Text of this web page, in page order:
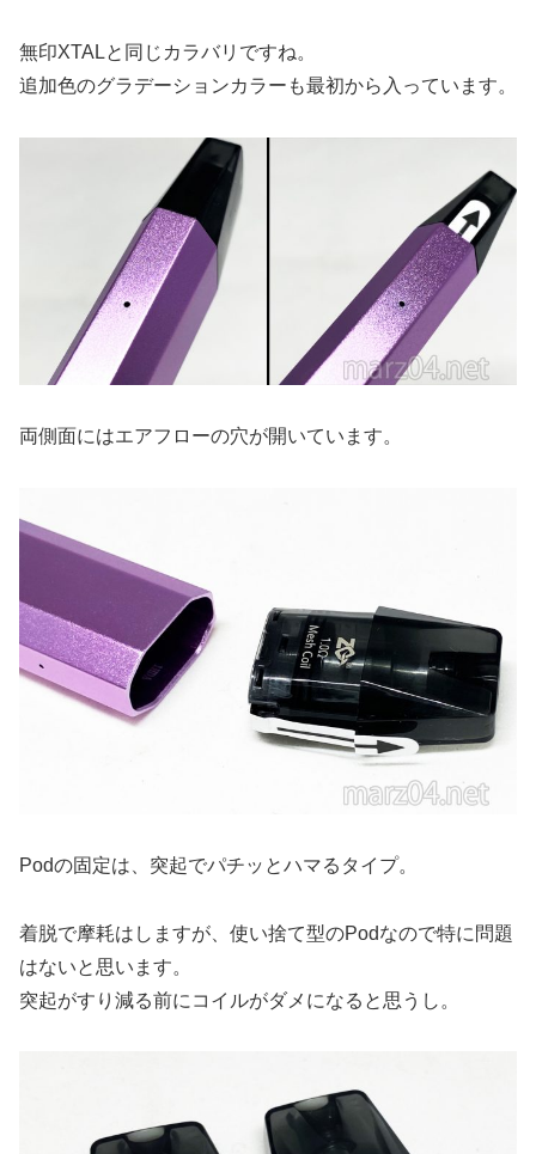
無印XTALと同じカラバリですね。
追加色のグラデーションカラーも最初から入っています。
両側面にはエアフローの穴が開いています。
Podの固定は、突起でパチッとハマるタイプ。
着脱で摩耗はしますが、使い捨て型のPodなので特に問題
はないと思います。
突起がすり減る前にコイルがダメになると思うし。